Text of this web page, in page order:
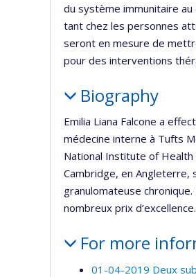
du système immunitaire
tant chez les personnes
seront en mesure de
pour des interventions
Biography
Emilia Liana Falcone a
médecine interne à Tufts
National Institute of Health
Cambridge, en Angleterre,
granulomateuse
nombreux prix d’excellence.
For more
01-04-2019 Deux